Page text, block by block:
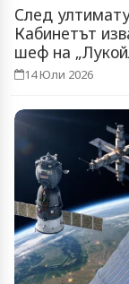
След
Кабинетът
шеф на
14 Юли 2026